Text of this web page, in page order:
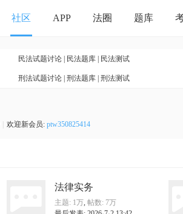
社区 APP 法圈 题库
民法试题讨论| 民法题库| 民法测试
刑法试题讨论| 刑法题库| 刑法测试
欢迎新会员: ptw350825414
法律实务
主题: 1万, 帖数: 7万